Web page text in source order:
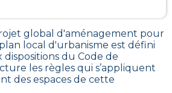
global d'aménagement pour
local d'urbanisme est défini
du Code de
les règles qui s’appliquent
des espaces de cette